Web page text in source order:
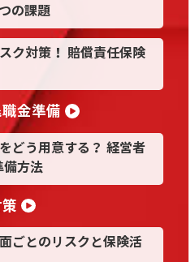
の課題
ク対策！ 賠償責任保険
職金準備
どう用意する？ 経営者
備方法
策
ごとのリスクと保険活